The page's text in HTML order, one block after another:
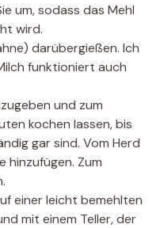
um, sodass das Mehl
wird.
darübergießen. Ich
funktioniert auch
und zum
kochen lassen, bis
gar sind. Vom Herd
hinzufügen. Zum
einer leicht bemehlten
mit einem Teller, der